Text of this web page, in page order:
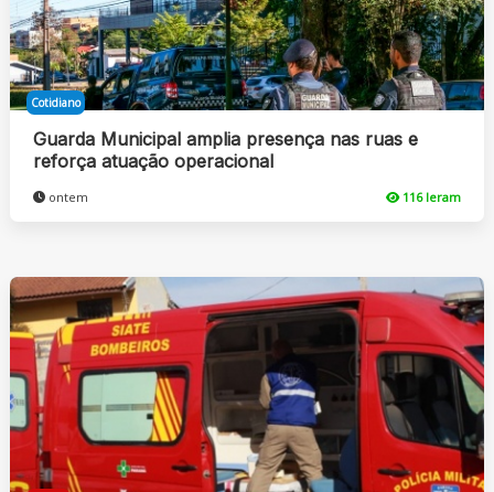
Cotidiano
Guarda Municipal amplia presença nas ruas e
reforça atuação operacional
ontem 116 leram